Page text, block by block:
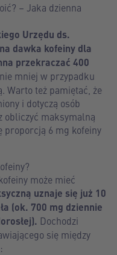
– Jaka dzienna
Urzędu ds.
dawka kofeiny dla
przekraczać 400
mniej w przypadku
Warto też pamiętać, że
i dotyczą osób
obliczyć maksymalną
proporcją 6 mg kofeiny
może mieć
uznaje się już 10
(ok. 700 mg dziennie
Dochodzi
się między